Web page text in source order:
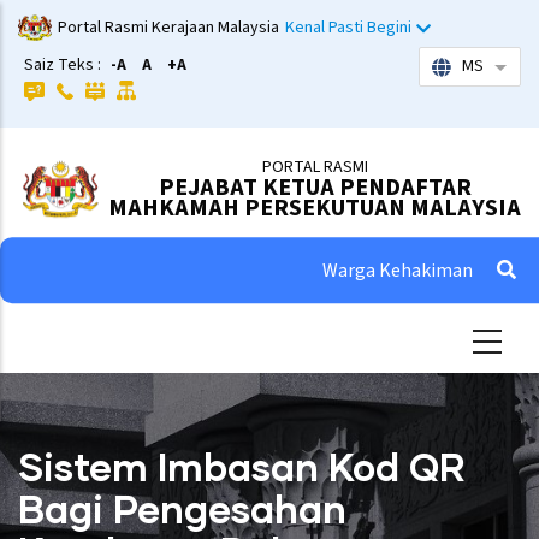
Skip
to
main
content
Portal Rasmi Kerajaan Malaysia Kenal Pasti Begini
Saiz Teks : -A A +A MS List
PORTAL RASMI
PEJABAT KETUA PENDAFTAR
MAHKAMAH PERSEKUTUAN MALAYSIA
Warga Kehakiman
Sistem Imbasan Kod QR
Bagi Pengesahan